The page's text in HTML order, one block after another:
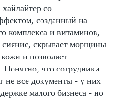
со
созданный на
комплекса и витаминов,
скрывает морщины
и позволяет
Понятно, что сотрудники
не все документы - у них
малого бизнеса - но